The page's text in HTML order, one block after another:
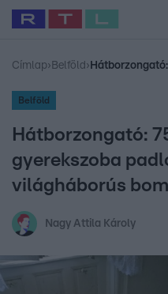
Legfrissebb RTL Híradó
Babits Marcella
Címlap› Belföld ›
Belföld
Hátborzongató:
gyerekszoba
világháborús
Nagy Attila Károly